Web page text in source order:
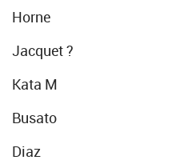
Horne
Jacquet ?
Kata M
Busato
Diaz